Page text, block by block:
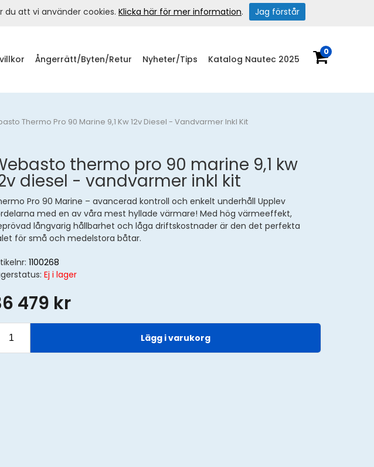
0
Ångerrätt/Byten/Retur Nyheter/Tips Katalog Nautec 2025
Thermo Pro 90 Marine 9,1 Kw 12v Diesel - Vandvarmer Inkl Kit
thermo pro 90 marine 9,1 kw
diesel - vandvarmer inkl kit
Pro 90 Marine – avancerad kontroll och enkelt underhåll Upplev
med en av våra mest hyllade värmare! Med hög värmeeffekt,
långvarig hållbarhet och låga driftskostnader är den det perfekta
för små och medelstora båtar.
1100268
Ej i lager
479 kr
Lägg i varukorg
du att vi använder cookies. Klicka här för mer information. Jag förstår